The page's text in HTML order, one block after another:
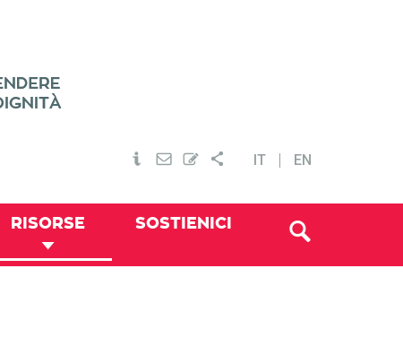
IT EN
RISORSE SOSTIENICI